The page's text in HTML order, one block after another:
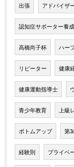
出張 アドバイザ
認知症サポーター養
高橋尚子杯 ハー
リピーター 健康
健康運動指導士
青少年教育 上級
ボトムアップ 第3
経験則 プライベ